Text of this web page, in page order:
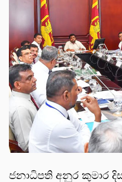
ජනාධිපති අනුර කුමාර